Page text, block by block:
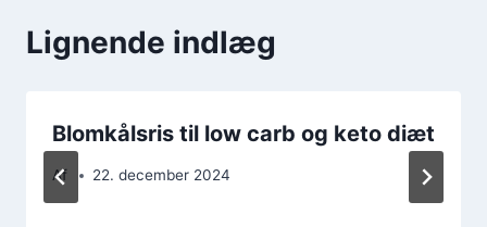
Lignende indlæg
Blomkålsris til low carb og keto diæt
Af 22. december 2024